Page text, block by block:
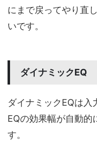
にまで戻ってやり直
いです。
ダイナミックEQ
ダイナミックEQは入
EQの効果幅が自動的
す。